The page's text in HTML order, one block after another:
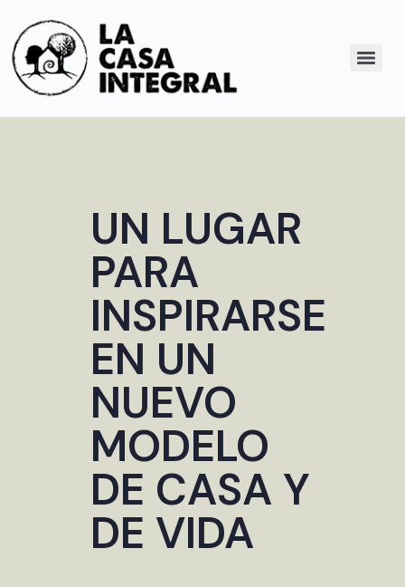
UN LUGAR
PARA
INSPIRARSE
EN UN
NUEVO
MODELO
DE CASA Y
DE VIDA